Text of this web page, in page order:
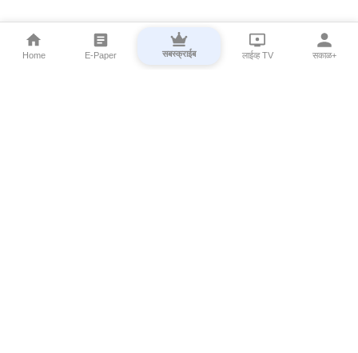
Home E-Paper सबस्क्राईब लाईव्ह TV सकाळ+